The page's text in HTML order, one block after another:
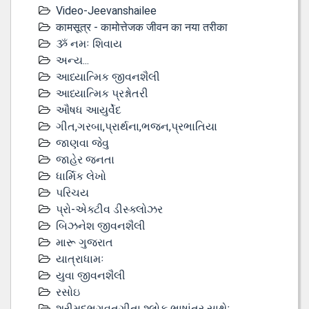
Video-Jeevanshailee
कामसूत्र - कामोत्तेजक जीवन का नया तरीका
ૐ નમઃ શિવાય
અન્ય...
આધ્યાત્મિક જીવનશૈલી
આધ્યાત્મિક પ્રશ્નોતરી
ઔષધ આયુર્વેદ
ગીત,ગરબા,પ્રાર્થના,ભજન,પ્રભાતિયા
જાણવા જેવુ
જાહેર જનતા
ધાર્મિક લેખો
પરિચય
પ્રો-એક્ટીવ ડીસ્‍ક્લોઝર
બિઝનેશ જીવનશૈલી
મારૂ ગુજરાત
યાત્રાધામઃ
યુવા જીવનશૈલી
રસોઇ